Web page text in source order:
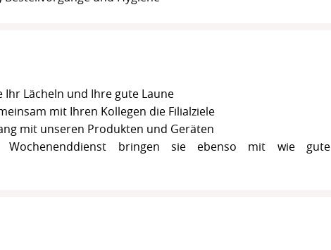
Lächeln und Ihre gute Laune
mit Ihren Kollegen die Filialziele
mit unseren Produkten und Geräten
bringen sie ebenso mit wie gute